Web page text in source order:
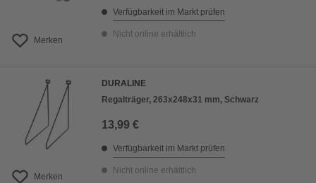
Merken
Verfügbarkeit im Markt prüfen
Nicht online erhältlich
Merken
DURALINE
Regalträger, 263x248x31 mm, Schwarz
13,99 €
Verfügbarkeit im Markt prüfen
Nicht online erhältlich